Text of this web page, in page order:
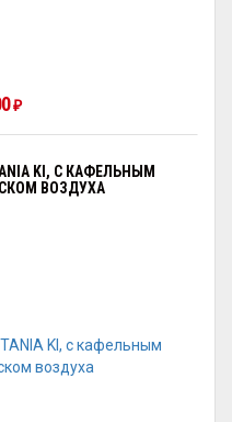
₽
KI, С КАФЕЛЬНЫМ
ВОЗДУХА